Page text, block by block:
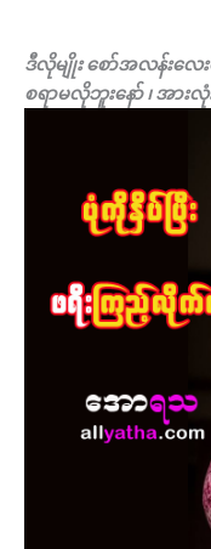
ဒီလိုမျိုး စော်အလန်းလ
စရာမလိုဘူးနော် ၊ အားလုံ